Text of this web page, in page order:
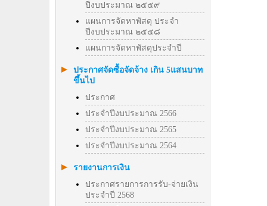
ปีงบประมาณ ๒๕๕๙
แผนการจัดหาพัสดุ ประจำ
ปีงบประมาณ ๒๕๕๘
แผนการจัดหาพัสดุประจำปี
ประกาศจัดซื้อจัดจ้าง เกิน 5แสนบาท
ขึ้นไป
ประกาศ
ประจำปีงบประมาณ 2566
ประจำปีงบประมาณ 2565
ประจำปีงบประมาณ 2564
รายงานการเงิน
ประกาศรายการการรับ-จ่ายเงิน
ประจำปี 2568